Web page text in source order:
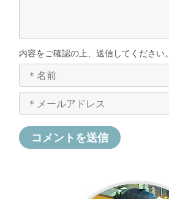
内容をご確認の上、送信してください。